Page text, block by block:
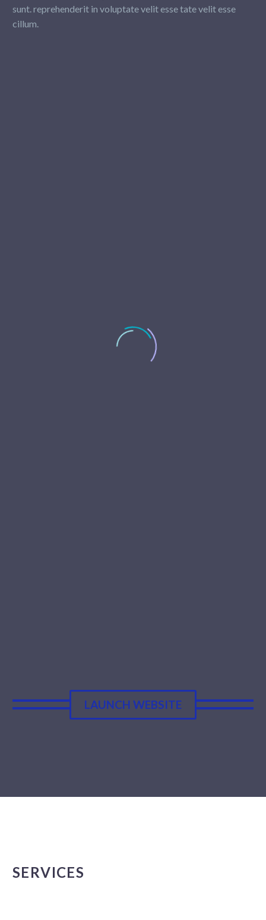
sunt. reprehenderit in voluptate velit esse tate velit esse
cillum.
LAUNCH WEBSITE
SERVICES